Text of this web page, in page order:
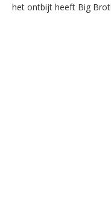
het ontbijt heeft Big